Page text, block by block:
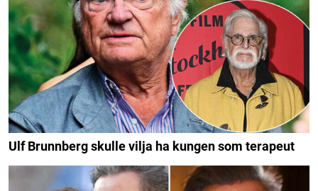
Ulf Brunnberg skulle vilja ha kungen som terapeut